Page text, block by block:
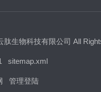
肽生物科技有限公司 All
sitemap.xml
管理登陆